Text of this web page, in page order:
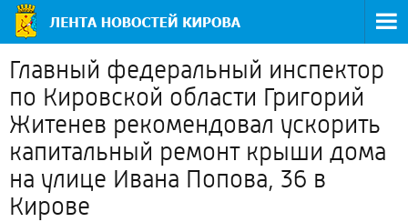
Главный федеральный инспектор
по Кировской области Григорий
Житенев рекомендовал ускорить
капитальный ремонт крыши дома
на улице Ивана Попова, 36 в
Кирове